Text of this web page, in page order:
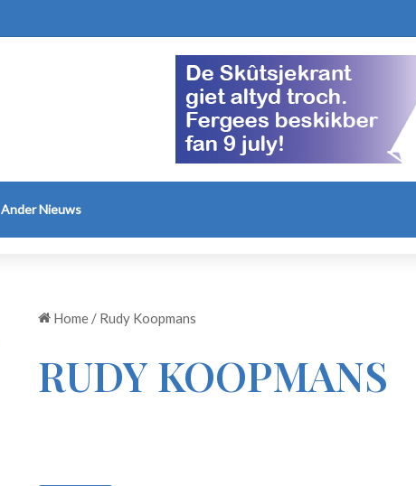
Ander Nieuws
Home / Rudy Koopmans
RUDY KOOPMANS